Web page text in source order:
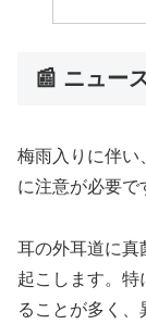
📰 ニュー
梅雨入りに伴い
に注意が必要で
耳の外耳道に真
起こします。特
ることが多く、